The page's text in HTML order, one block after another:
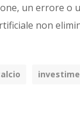
un errore o
non